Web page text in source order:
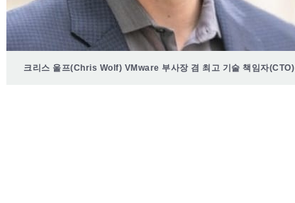
크리스 울프(Chris Wolf) VMware 부사장 겸 최고 기술 책임자(CTO)